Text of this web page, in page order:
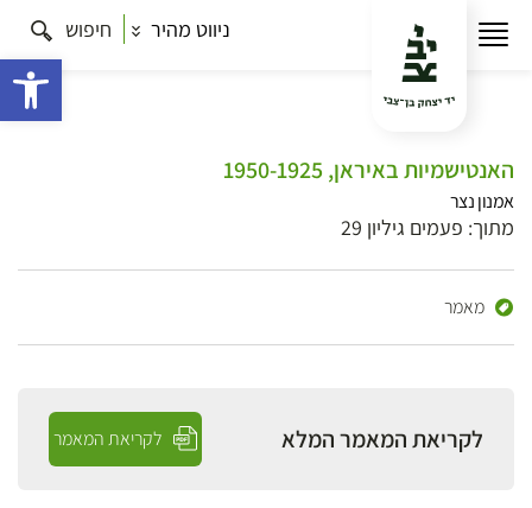
ניווט מהיר חיפוש
האנטישמיות באיראן, 1950-1925
אמנון נצר
מתוך: פעמים גיליון 29
מאמר
לקריאת המאמר המלא לקריאת המאמר